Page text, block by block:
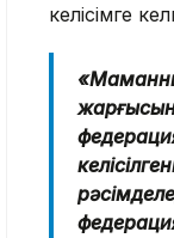
келісімге